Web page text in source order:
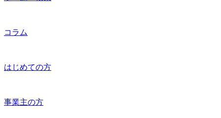
コラム
はじめての方
事業主の方